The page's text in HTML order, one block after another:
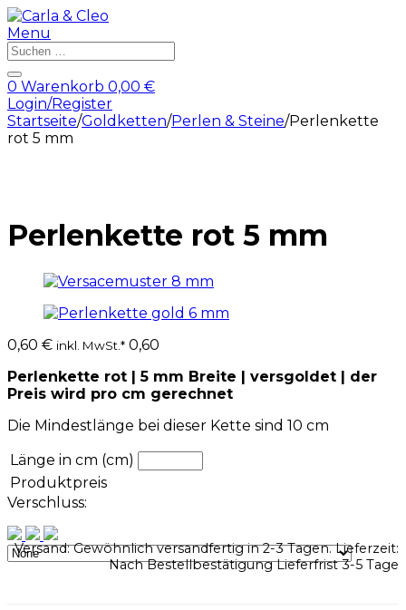
Menu
Products
search
0 Warenkorb 0,00 €
Login/Register
Startseite/Goldketten/Perlen & Steine/Perlenkette
rot 5 mm
Perlenkette rot 5 mm
0,60 € inkl. MwSt.* 0,60
Perlenkette rot | 5 mm Breite | versgoldet | der
Preis wird pro cm gerechnet
Die Mindestlänge bei dieser Kette sind 10 cm
Länge in cm (cm)
Produktpreis
Verschluss:
Versand: Gewöhnlich versandfertig in 2-3 Tagen. Lieferzeit:
Nach Bestellbestätigung Lieferfrist 3-5 Tage